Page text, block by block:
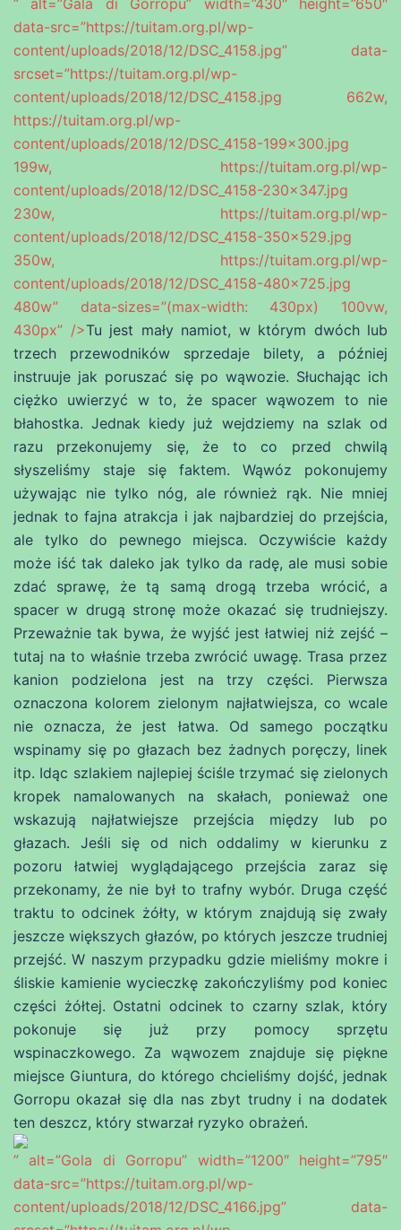
” alt=”Gala di Gorropu” width=”430″ height=”650″
data-src=”https://tuitam.org.pl/wp-
content/uploads/2018/12/DSC_4158.jpg” data-
srcset=”https://tuitam.org.pl/wp-
content/uploads/2018/12/DSC_4158.jpg 662w,
https://tuitam.org.pl/wp-
content/uploads/2018/12/DSC_4158-199×300.jpg
199w, https://tuitam.org.pl/wp-
content/uploads/2018/12/DSC_4158-230×347.jpg
230w, https://tuitam.org.pl/wp-
content/uploads/2018/12/DSC_4158-350×529.jpg
350w, https://tuitam.org.pl/wp-
content/uploads/2018/12/DSC_4158-480×725.jpg
480w” data-sizes=”(max-width: 430px) 100vw,
430px” />Tu jest mały namiot, w którym dwóch lub
trzech przewodników sprzedaje bilety, a później
instruuje jak poruszać się po wąwozie. Słuchając ich
ciężko uwierzyć w to, że spacer wąwozem to nie
błahostka. Jednak kiedy już wejdziemy na szlak od
razu przekonujemy się, że to co przed chwilą
słyszeliśmy staje się faktem. Wąwóz pokonujemy
używając nie tylko nóg, ale również rąk. Nie mniej
jednak to fajna atrakcja i jak najbardziej do przejścia,
ale tylko do pewnego miejsca. Oczywiście każdy
może iść tak daleko jak tylko da radę, ale musi sobie
zdać sprawę, że tą samą drogą trzeba wrócić, a
spacer w drugą stronę może okazać się trudniejszy.
Przeważnie tak bywa, że wyjść jest łatwiej niż zejść –
tutaj na to właśnie trzeba zwrócić uwagę. Trasa przez
kanion podzielona jest na trzy części. Pierwsza
oznaczona kolorem zielonym najłatwiejsza, co wcale
nie oznacza, że jest łatwa. Od samego początku
wspinamy się po głazach bez żadnych poręczy, linek
itp. Idąc szlakiem najlepiej ściśle trzymać się zielonych
kropek namalowanych na skałach, ponieważ one
wskazują najłatwiejsze przejścia między lub po
głazach. Jeśli się od nich oddalimy w kierunku z
pozoru łatwiej wyglądającego przejścia zaraz się
przekonamy, że nie był to trafny wybór. Druga część
traktu to odcinek żółty, w którym znajdują się zwały
jeszcze większych głazów, po których jeszcze trudniej
przejść. W naszym przypadku gdzie mieliśmy mokre i
śliskie kamienie wycieczkę zakończyliśmy pod koniec
części żółtej. Ostatni odcinek to czarny szlak, który
pokonuje się już przy pomocy sprzętu
wspinaczkowego. Za wąwozem znajduje się piękne
miejsce Giuntura, do którego chcieliśmy dojść, jednak
Gorropu okazał się dla nas zbyt trudny i na dodatek
ten deszcz, który stwarzał ryzyko obrażeń.
” alt=”Gola di Gorropu” width=”1200″ height=”795″
data-src=”https://tuitam.org.pl/wp-
content/uploads/2018/12/DSC_4166.jpg” data-